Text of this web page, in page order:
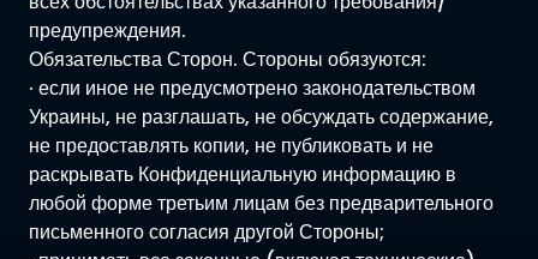
предупреждения.
Обязательства Сторон. Стороны обязуются:
· если иное не предусмотрено законодательством
Украины, не разглашать, не обсуждать содержание,
не предоставлять копии, не публиковать и не
раскрывать Конфиденциальную информацию в
любой форме третьим лицам без предварительного
письменного согласия другой Стороны;